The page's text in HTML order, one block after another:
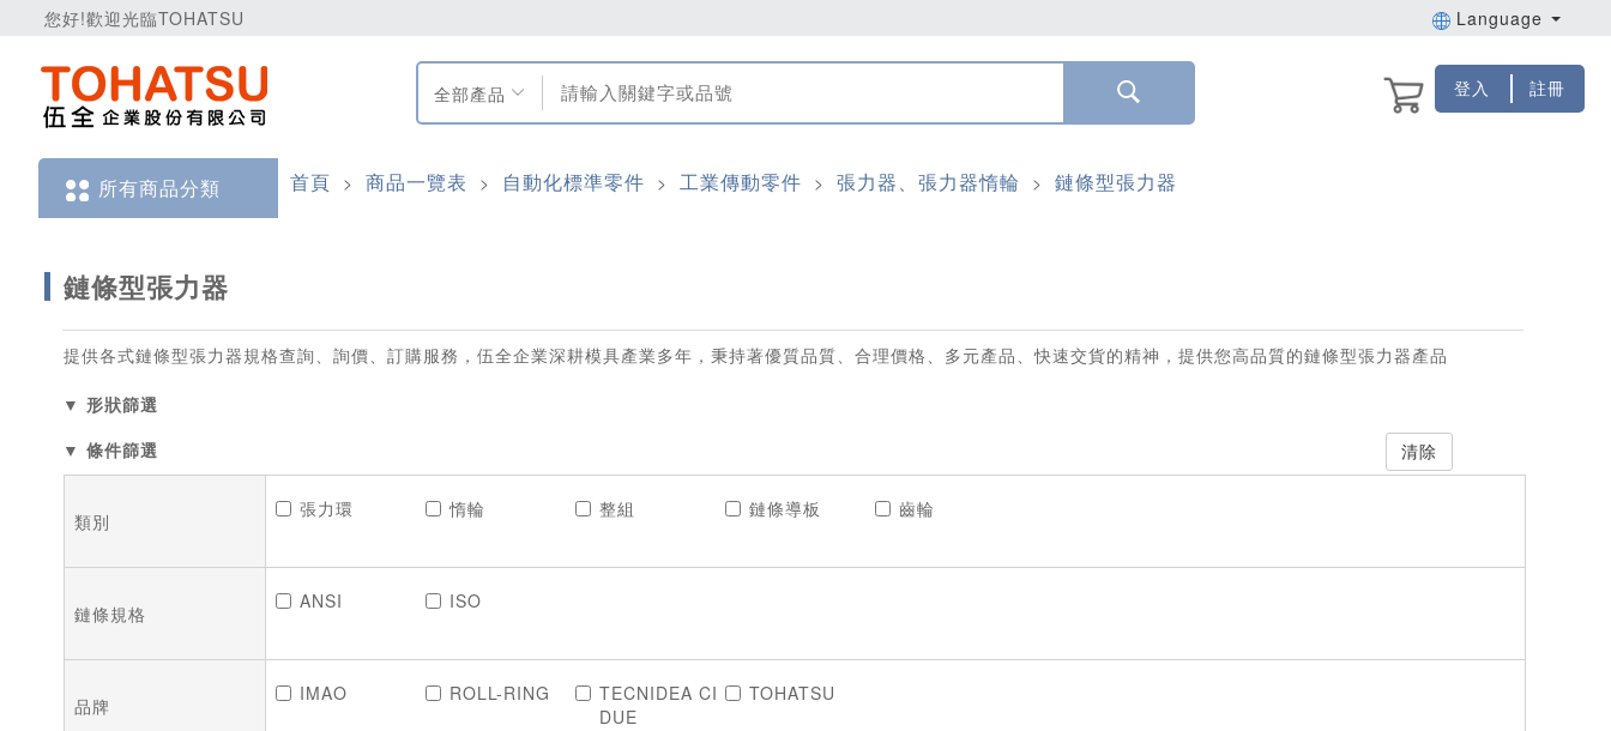
您好!歡迎光臨TOHATSU Language
全部產品 登入 註冊
所有商品分類 首頁 > 商品一覽表 > 自動化標準零件 > 工業傳動零件 > 張力器、張力器惰輪 > 鏈條型張力器
鏈條型張力器
提供各式鏈條型張力器規格查詢、詢價、訂購服務，伍全企業深耕模具產業多年，秉持著優質品質、合理價格、多元產品、快速交貨的精神，提供您高品質的鏈條型張力器產品
▼ 形狀篩選
▼ 條件篩選
清除
類別
張力環 惰輪 整組 鏈條導板 齒輪
鏈條規格
ANSI ISO
品牌
IMAO ROLL-RING
TECNIDEA CI
DUE
TOHATSU